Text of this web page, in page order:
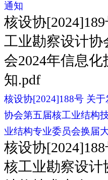
通知
核设协
工业勘察设计协
会2024年信息
知.pdf
核设协[2024]188号 关
协会第五届核工业结构
业结构专业委员会换届
核设协
核工业勘察设计